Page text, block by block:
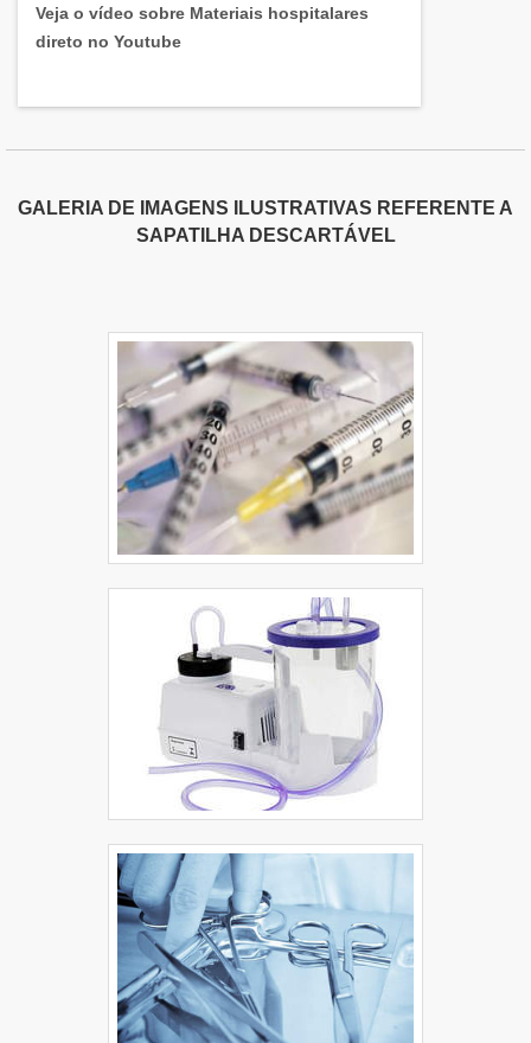
Veja o vídeo sobre Materiais hospitalares
direto no Youtube
GALERIA DE IMAGENS ILUSTRATIVAS REFERENTE A
SAPATILHA DESCARTÁVEL